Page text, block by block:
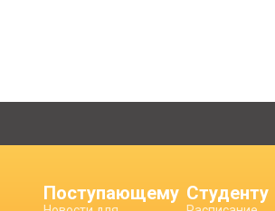
Поступающему Студенту